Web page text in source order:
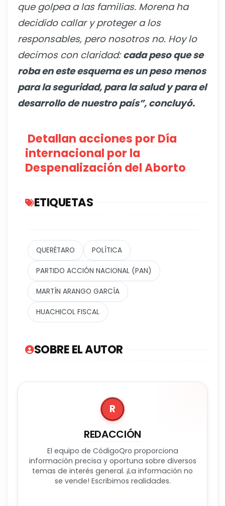
que golpea a las familias. Morena ha
decidido callar y proteger a los
responsables, pero nosotros no. Hoy lo
decimos con claridad:cada peso que se
roba en este esquema es un peso menos
para la seguridad, para la salud y para el
desarrollo de nuestro país”, concluyó.
Detallan acciones por Día
internacional por la
Despenalización del Aborto
ETIQUETAS
QUERÉTARO POLÍTICA
PARTIDO ACCIÓN NACIONAL (PAN)
MARTÍN ARANGO GARCÍA
HUACHICOL FISCAL
SOBRE EL AUTOR
R
REDACCIÓN
El equipo de CódigoQro proporciona
información precisa y oportuna sobre diversos
temas de interés general. ¡La información no
se vende! Escribimos realidades.